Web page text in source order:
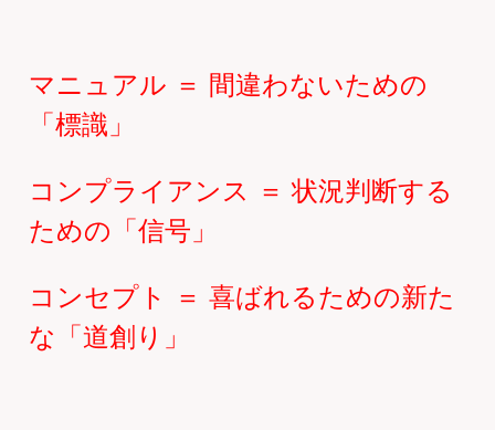
マニュアル ＝ 間違わないための
「標識」
コンプライアンス ＝ 状況判断する
ための「信号」
コンセプト ＝ 喜ばれるための新た
な「道創り」